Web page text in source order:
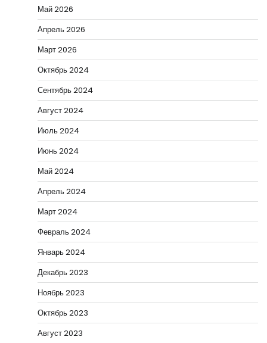
Май 2026
Апрель 2026
Март 2026
Октябрь 2024
Сентябрь 2024
Август 2024
Июль 2024
Июнь 2024
Май 2024
Апрель 2024
Март 2024
Февраль 2024
Январь 2024
Декабрь 2023
Ноябрь 2023
Октябрь 2023
Август 2023